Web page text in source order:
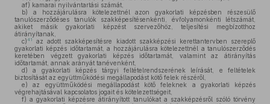
af) kamarai nyilvántartási számát,
b) a hozzájárulásra kötelezettnél azon gyakorlati képzésben részesülő
tanulószerződéses tanulók szakképesítésenkénti, évfolyamonkénti létszámát,
akiket másik gyakorlati képzést szervezőhöz, teljesítési megbízotthoz
átirányítanak,
c)41
az adott szakképesítésre kiadott szakképzési kerettantervben szereplő
gyakorlati képzés időtartamát, a hozzájárulásra kötelezettnél a tanulószerződés
keretében végzett gyakorlati képzés időtartamát, valamint az átirányítás
időtartamát, annak arányát tanévenként,
d) a gyakorlati képzés tárgyi feltételrendszerének leírását, e feltételek
biztosítását az együttműködési megállapodást kötő felek részéről,
e) az együttműködési megállapodást kötő feleknek a gyakorlati képzés
végrehajtásával kapcsolatos jogait és kötelezettségeit,
f) a gyakorlati képzésre átirányított tanulókat a szakképzésről szóló törvény